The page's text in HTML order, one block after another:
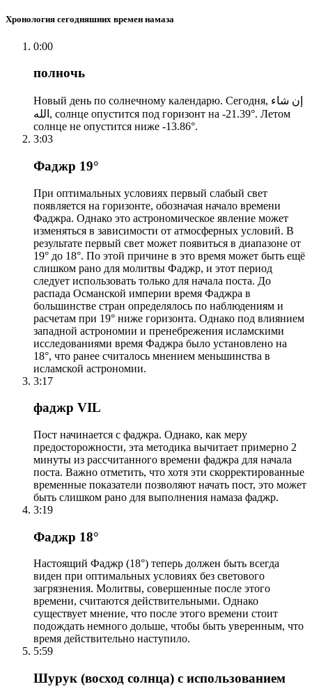
Хронология сегодняшних времен намаза
0:00
полночь
Новый день по солнечному календарю. Сегодня, إن شاء
الله, солнце опустится под горизонт на -21.39°. Летом
солнце не опустится ниже -13.86°.
3:03
Фаджр 19°
При оптимальных условиях первый слабый свет
появляется на горизонте, обозначая начало времени
Фаджра. Однако это астрономическое явление может
изменяться в зависимости от атмосферных условий. В
результате первый свет может появиться в диапазоне от
19° до 18°. По этой причине в это время может быть ещё
слишком рано для молитвы Фаджр, и этот период
следует использовать только для начала поста. До
распада Османской империи время Фаджра в
большинстве стран определялось по наблюдениям и
расчетам при 19° ниже горизонта. Однако под влиянием
западной астрономии и пренебрежения исламскими
исследованиями время Фаджра было установлено на
18°, что ранее считалось мнением меньшинства в
исламской астрономии.
3:17
фаджр VIL
Пост начинается с фаджра. Однако, как меру
предосторожности, эта методика вычитает примерно 2
минуты из рассчитанного времени фаджра для начала
поста. Важно отметить, что хотя эти скорректированные
временные показатели позволяют начать пост, это может
быть слишком рано для выполнения намаза фаджр.
3:19
Фаджр 18°
Настоящий Фаджр (18°) теперь должен быть всегда
виден при оптимальных условиях без светового
загрязнения. Молитвы, совершенные после этого
времени, считаются действительными. Однако
существует мнение, что после этого времени стоит
подождать немного дольше, чтобы быть уверенным, что
время действительно наступило.
5:59
Шурук (восход солнца) с использованием